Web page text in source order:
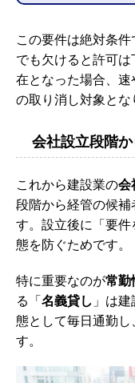
この要件は絶対条
でも欠けると許可
在となった場合、
の取り消し対象とな
会社設立段階
これから建設業の会
段階から経管の候
す。設立後に「要
態を防ぐためです。
特に重要なのが常勤
る「名義貸し 」は
態として毎日通勤
す。